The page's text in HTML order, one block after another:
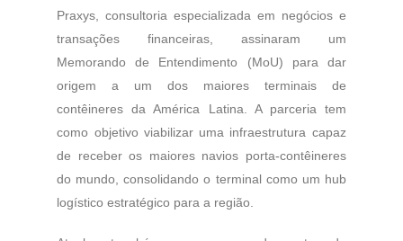
Praxys, consultoria especializada em negócios e
transações financeiras, assinaram um
Memorando de Entendimento (MoU) para dar
origem a um dos maiores terminais de
contêineres da América Latina. A parceria tem
como objetivo viabilizar uma infraestrutura capaz
de receber os maiores navios porta-contêineres
do mundo, consolidando o terminal como um hub
logístico estratégico para a região.